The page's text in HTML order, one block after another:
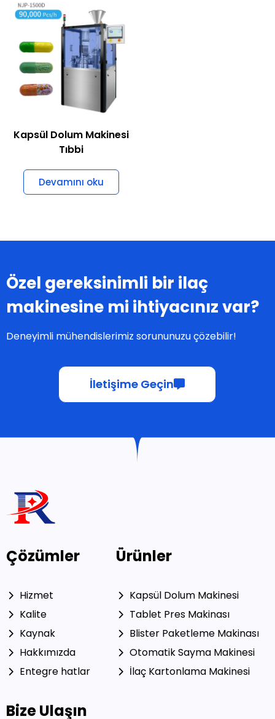
Kapsül Dolum Makinesi
Tıbbi
Devamını oku
Özel gereksinimli bir ilaç
makinesine mi ihtiyacınız var?
Deneyimli mühendislerimiz sorununuzu çözebilir!
İletişime Geçin
Çözümler
Hizmet
Kalite
Kaynak
Hakkımızda
Entegre hatlar
Ürünler
Kapsül Dolum Makinesi
Tablet Pres Makinası
Blister Paketleme Makinası
Otomatik Sayma Makinesi
İlaç Kartonlama Makinesi
Bize Ulaşın